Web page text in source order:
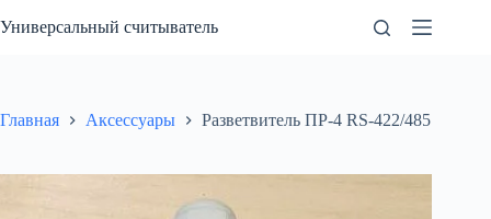
к
Универсальный считыватель
Главная Аксессуары Разветвитель ПР-4 RS-422/485